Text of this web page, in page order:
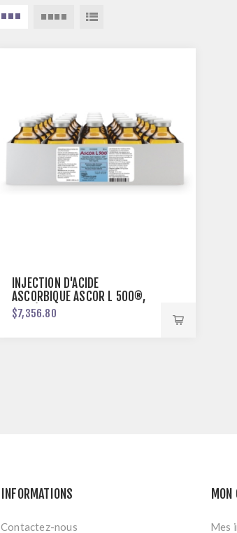
INJECTION D'ACIDE
ASCORBIQUE ASCOR L 500®,
USP (INJECTION DE VITAMINE
C)
$7,356.80
INFORMATIONS
Contactez-nous
MON
Mes